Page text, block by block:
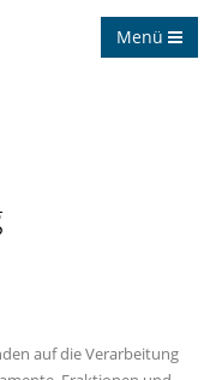
Menü
auf die Verarbeitung